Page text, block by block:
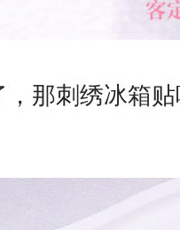
，那刺绣冰箱